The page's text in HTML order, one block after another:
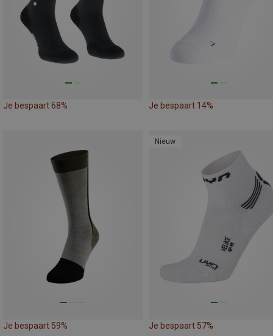
Je bespaart 68% Je bespaart 14%
Je bespaart 59%
Nieuw
Je bespaart 57%